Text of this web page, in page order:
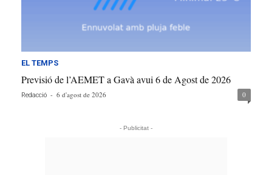
EL TEMPS
Previsió de l’AEMET a Gavà avui 6 de Agost de 2026
Redacció - 6 d'agost de 2026 0
- Publicitat -